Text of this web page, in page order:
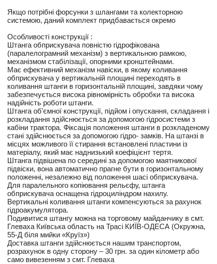
Якщо потрібні форсунки з шлангами та колекторною
системою, даний комплект придбавається окремо
Особливості конструкції :
Штанга обприскувача повністю гідрофікована
(паралелограмний механізм) з вертикальною рамкою,
механізмом стабілізації, опорними кронштейнами.
Має ефективний механізм навіски, в якому коливання
обприскувача у вертикальній площині переходять в
коливання штанги в горизонтальній площині, завдяки чому
забезпечується висока рівномірність обробки та висока
надійність роботи штанги.
Штанга об'ємної конструкції, підйом і опускання, складання і
розкладання здійснюється за допомогою гідросистеми з
кабіни трактора. Фіксація положення штанги в розкладеному
стані здійснюється за допомогою гідро- замків. На штанзі в
місцях можливого її стирання встановлені пластини із
матеріалу, який має наднизький коефіцієнт тертя.
Штанга підвішена по середині за допомогою маятникової
підвіски, вона автоматично прагне бути в горизонтальному
положенні, незалежно від положення шасі обприскувача.
Для паралельного копіювання рельєфу, штанга
обприскувача оснащена гідроциліндром нахилу.
Вертикальні коливання штанги компенсуються за рахунок
гідроакумулятора.
Подивитися штангу можна на торговому майданчику в смт.
Глеваха Київська область на Трасі КИЇВ-ОДЕСА (Окружна,
55-Д біля мийки «Круїз»)
Доставка штанги здійснюється нашим транспортом,
розрахунок в одну сторону – 30 грн. за один кілометр або
само вивезенням з смт. Глеваха